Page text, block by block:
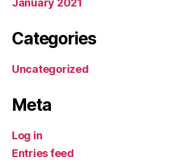
Categories
Uncategorized
Meta
Log in
Entries feed